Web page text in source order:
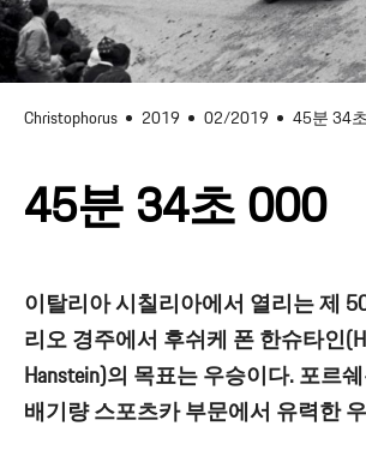
Christophorus 2019 02/2019 45분 34
45분 34초 000
이탈리아 시칠리아에서 열리는 제
리오 경주에서 후쉬케 폰 한슈타인
Hanstein)의 목표는 우승이다. 포르
배기량 스포츠카 부문에서 유력한